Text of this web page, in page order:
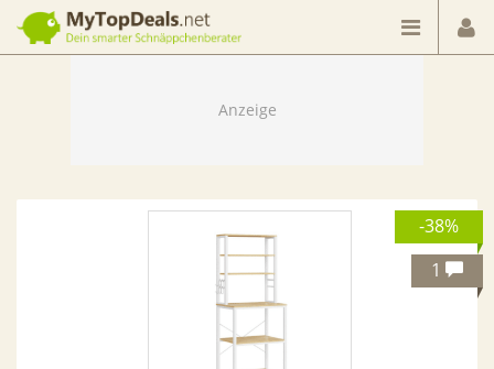
Dein smarter Schnäppchenberater
-38%
1